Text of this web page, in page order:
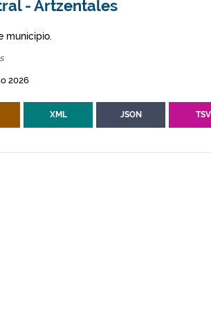
- Artzentales
municipio.
2026
XML JSON TSV